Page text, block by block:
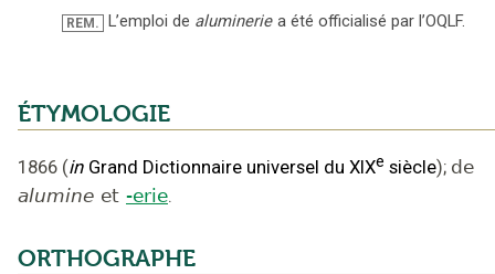
REM. L’emploi de aluminerie a été officialisé par l’OQLF.
ÉTYMOLOGIE
1866 (in Grand Dictionnaire universel du XIXe siècle); de
alumine et -erie.
ORTHOGRAPHE